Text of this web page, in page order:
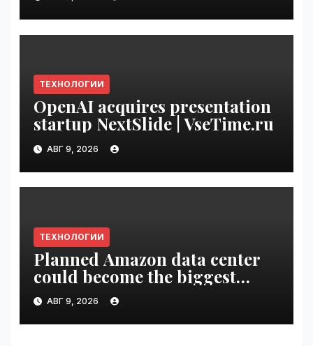
VseTime.ru
ТЕХНОЛОГИИ
OpenAI acquires presentation
startup NextSlide | VseTime.ru
АВГ 9, 2026
ТЕХНОЛОГИИ
Planned Amazon data center
could become the biggest
climate polluter in the U.S. |
VseTime.ru
АВГ 9, 2026